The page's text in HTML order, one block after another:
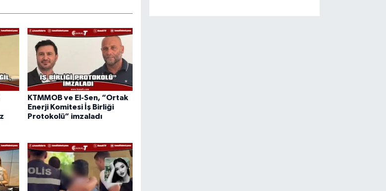
KTMMOB ve El-Sen, “Ortak
Enerji Komitesi İş Birliği
Protokolü” imzaladı